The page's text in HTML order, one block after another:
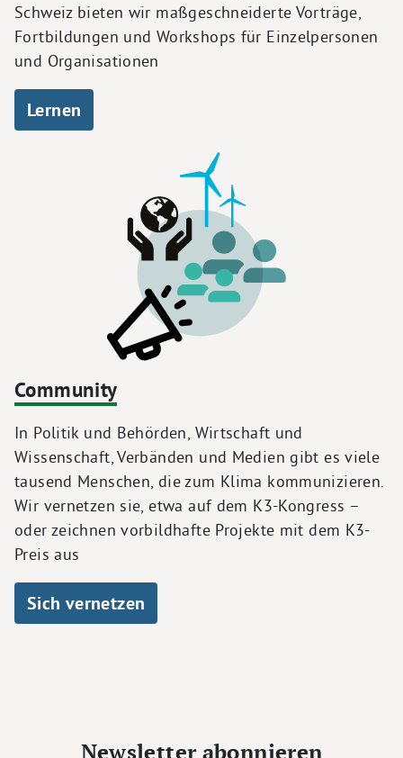
Schweiz bieten wir maßgeschneiderte Vorträge,
Fortbildungen und Workshops für Einzelpersonen
und Organisationen
Lernen
Community
In Politik und Behörden, Wirtschaft und
Wissenschaft, Verbänden und Medien gibt es viele
tausend Menschen, die zum Klima kommunizieren.
Wir vernetzen sie, etwa auf dem K3-Kongress –
oder zeichnen vorbildhafte Projekte mit dem K3-
Preis aus
Sich vernetzen
Newsletter abonnieren